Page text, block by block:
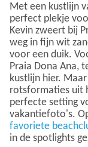
Met een kustlijn
perfect plekje
Kevin zweert bij
weg in fijn wit
voor een duik.
Praia Dona Ana,
kustlijn hier.
rotsformaties uit
perfecte setting
vakantiefoto's.
favoriete
in de spotlights